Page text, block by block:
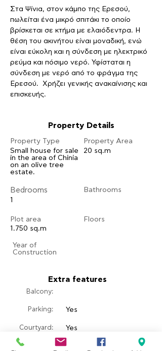
Στα Ψίνια, στον κάμπο της Ερεσού,
πωλείται ένα μικρό σπιτάκι το οποίο
βρίσκεται σε κτήμα με ελαιόδεντρα. Η
θέση του ακινήτου είναι μοναδική, ενώ
είναι εύκολη και η σύνδεση με ηλεκτρικό
ρεύμα και πόσιμο νερό. Υφίσταται η
σύνδεση με νερό από το φράγμα της
Ερεσού.  Χρήζει γενικής ανακαίνισης και
επισκευής.
Property Details
Property Type
Small house for sale
in the area of ​​Chinia
on an olive tree
estate.
Bedrooms
1
Plot area
1.750 sq.m
Property Area
20 sq.m
Bathrooms
Floors
​Year of
Construction
Extra features
Balcony:
Parking: Yes
Courtyard: Yes
Yes